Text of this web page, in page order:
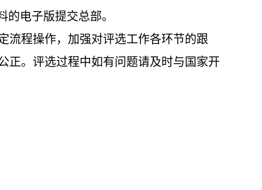
电子版提交总部。
流程操作，加强对评选工作各环节的跟
正。评选过程中如有问题请及时与国家开